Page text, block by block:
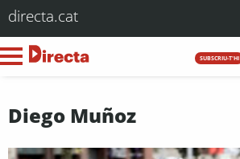
directa.cat
SUBSCRIU-T'HI
Diego Muñoz